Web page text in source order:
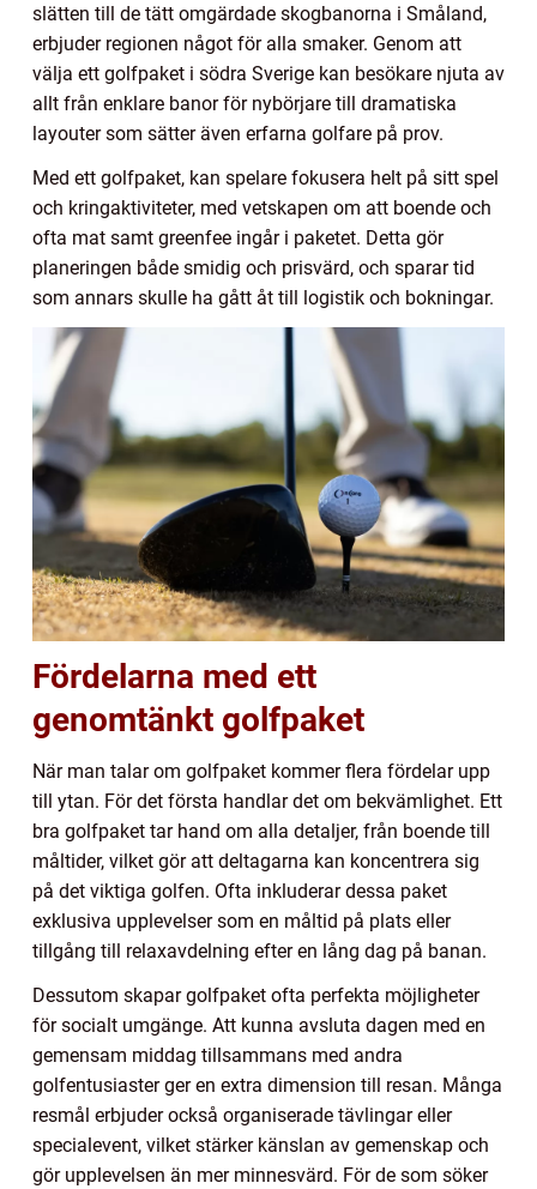
slätten till de tätt omgärdade skogbanorna i Småland,
erbjuder regionen något för alla smaker. Genom att
välja ett golfpaket i södra Sverige kan besökare njuta av
allt från enklare banor för nybörjare till dramatiska
layouter som sätter även erfarna golfare på prov.
Med ett golfpaket, kan spelare fokusera helt på sitt spel
och kringaktiviteter, med vetskapen om att boende och
ofta mat samt greenfee ingår i paketet. Detta gör
planeringen både smidig och prisvärd, och sparar tid
som annars skulle ha gått åt till logistik och bokningar.
Fördelarna med ett
genomtänkt golfpaket
När man talar om golfpaket kommer flera fördelar upp
till ytan. För det första handlar det om bekvämlighet. Ett
bra golfpaket tar hand om alla detaljer, från boende till
måltider, vilket gör att deltagarna kan koncentrera sig
på det viktiga golfen. Ofta inkluderar dessa paket
exklusiva upplevelser som en måltid på plats eller
tillgång till relaxavdelning efter en lång dag på banan.
Dessutom skapar golfpaket ofta perfekta möjligheter
för socialt umgänge. Att kunna avsluta dagen med en
gemensam middag tillsammans med andra
golfentusiaster ger en extra dimension till resan. Många
resmål erbjuder också organiserade tävlingar eller
specialevent, vilket stärker känslan av gemenskap och
gör upplevelsen än mer minnesvärd. För de som söker